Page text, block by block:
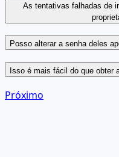
As tentativas falhadas de
Posso alterar a senha deles
Isso é mais fácil do que obter
Próximo